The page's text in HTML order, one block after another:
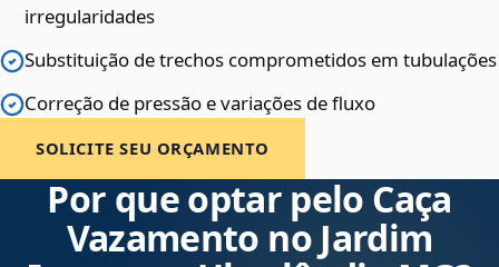
irregularidades
Substituição de trechos comprometidos em tubulações
Correção de pressão e variações de fluxo
SOLICITE SEU ORÇAMENTO
Por que optar pelo Caça
Vazamento no Jardim